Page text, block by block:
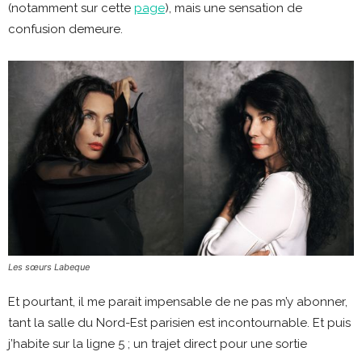
(notamment sur cette page), mais une sensation de
confusion demeure.
Les sœurs Labeque
Et pourtant, il me parait impensable de ne pas m’y abonner,
tant la salle du Nord-Est parisien est incontournable. Et puis
j’habite sur la ligne 5 ; un trajet direct pour une sortie